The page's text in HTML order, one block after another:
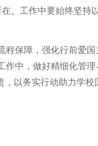
。工作中要始终坚持
程保障，强化行前爱
中，做好精细化管
以务实行动助力学校